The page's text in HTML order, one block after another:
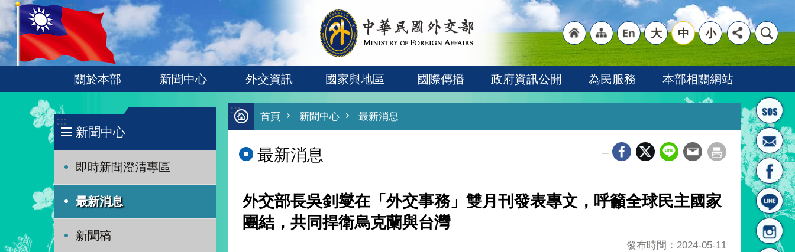
跳到主要內容區塊
:::
首頁
"網
站導
"英
文語
大 中 小
關於本部 新聞中心 外交資訊 國家與地區 國際傳播 政府資訊公開 為民服務 本部相關網站
:::
新聞中心
即時新聞澄清專區
最新消息
新聞稿
:::
首頁 新聞中心 最新消息
最新消息
外交部長吳釗燮在「外交事務」雙月刊發表專文，呼籲全球民主國家
團結，共同捍衛烏克蘭與台灣
發布時間：2024-05-11